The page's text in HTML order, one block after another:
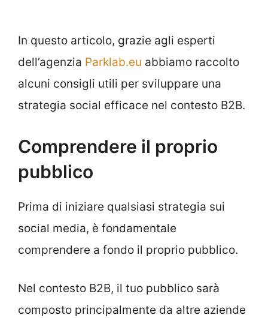
In questo articolo, grazie agli esperti
dell’agenzia Parklab.eu abbiamo raccolto
alcuni consigli utili per sviluppare una
strategia social efficace nel contesto B2B.
Comprendere il proprio
pubblico
Prima di iniziare qualsiasi strategia sui
social media, è fondamentale
comprendere a fondo il proprio pubblico.
Nel contesto B2B, il tuo pubblico sarà
composto principalmente da altre aziende